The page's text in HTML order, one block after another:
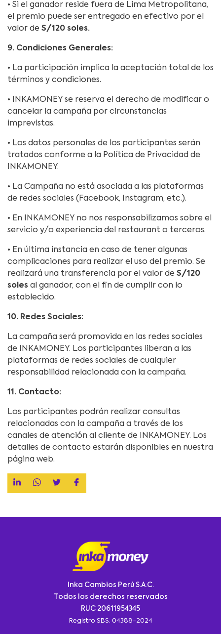
• Si el ganador reside fuera de Lima Metropolitana,
el premio puede ser entregado en efectivo por el
valor de S/120 soles.
9. Condiciones Generales:
• La participación implica la aceptación total de los
términos y condiciones.
• INKAMONEY se reserva el derecho de modificar o
cancelar la campaña por circunstancias
imprevistas.
• Los datos personales de los participantes serán
tratados conforme a la Política de Privacidad de
INKAMONEY.
• La Campaña no está asociada a las plataformas
de redes sociales (Facebook, Instagram, etc.).
• En INKAMONEY no nos responsabilizamos sobre el
servicio y/o experiencia del restaurant o terceros.
• En última instancia en caso de tener algunas
complicaciones para realizar el uso del premio. Se
realizará una transferencia por el valor de S/120
soles al ganador, con el fin de cumplir con lo
establecido.
10. Redes Sociales:
La campaña será promovida en las redes sociales
de INKAMONEY. Los participantes liberan a las
plataformas de redes sociales de cualquier
responsabilidad relacionada con la campaña.
11. Contacto:
Los participantes podrán realizar consultas
relacionadas con la campaña a través de los
canales de atención al cliente de INKAMONEY. Los
detalles de contacto estarán disponibles en nuestra
página web.
Inka Cambios Perú S.A.C.
Todos los derechos reservados
RUC 20611954345
Registro SBS: 04388-2024